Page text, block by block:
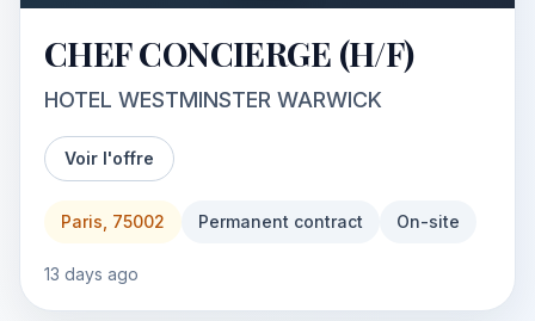
CHEF CONCIERGE (H/F)
HOTEL WESTMINSTER WARWICK
Voir l'offre
Paris, 75002 Permanent contract On-site
13 days ago